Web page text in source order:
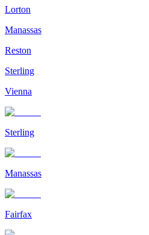
Lorton
Manassas
Reston
Sterling
Vienna
Sterling
Manassas
Fairfax